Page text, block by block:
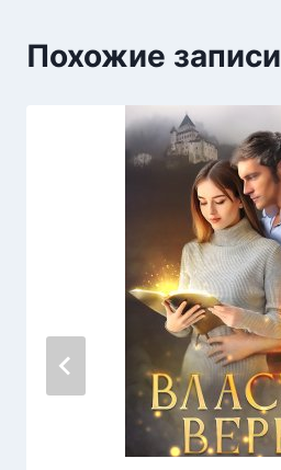
Похожие записи